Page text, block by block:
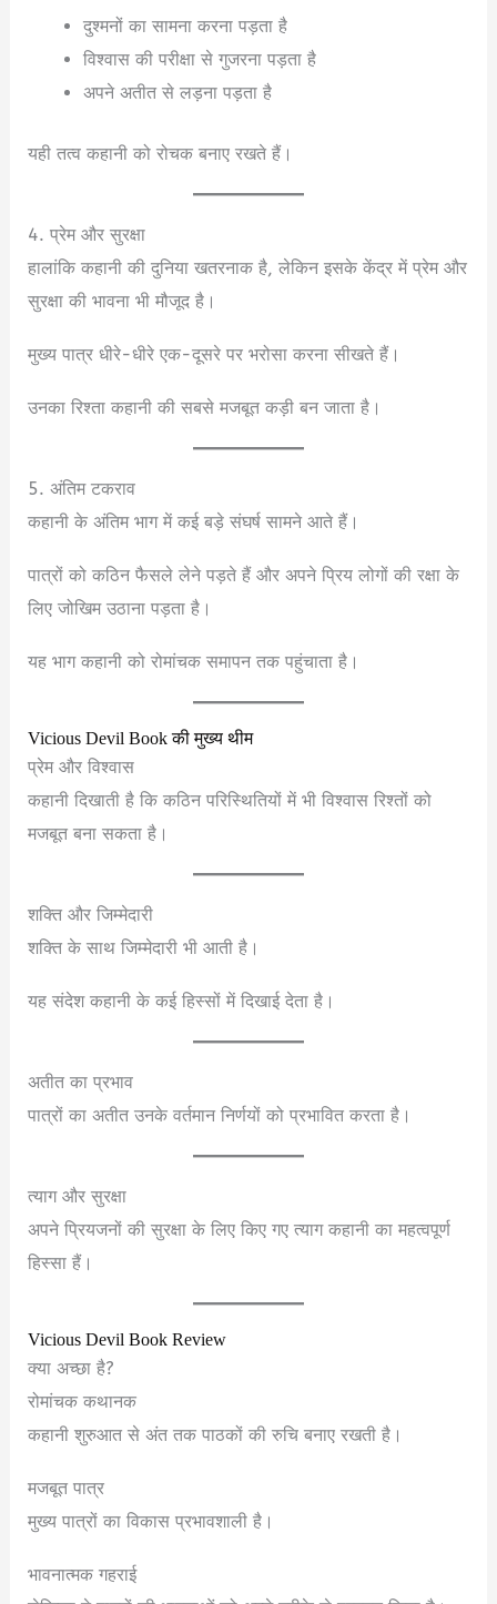
दुश्मनों का सामना करना पड़ता है
विश्वास की परीक्षा से गुजरना पड़ता है
अपने अतीत से लड़ना पड़ता है
यही तत्व कहानी को रोचक बनाए रखते हैं।
4. प्रेम और सुरक्षा
हालांकि कहानी की दुनिया खतरनाक है, लेकिन इसके केंद्र में प्रेम और
सुरक्षा की भावना भी मौजूद है।
मुख्य पात्र धीरे-धीरे एक-दूसरे पर भरोसा करना सीखते हैं।
उनका रिश्ता कहानी की सबसे मजबूत कड़ी बन जाता है।
5. अंतिम टकराव
कहानी के अंतिम भाग में कई बड़े संघर्ष सामने आते हैं।
पात्रों को कठिन फैसले लेने पड़ते हैं और अपने प्रिय लोगों की रक्षा के
लिए जोखिम उठाना पड़ता है।
यह भाग कहानी को रोमांचक समापन तक पहुंचाता है।
Vicious Devil Book की मुख्य थीम
प्रेम और विश्वास
कहानी दिखाती है कि कठिन परिस्थितियों में भी विश्वास रिश्तों को
मजबूत बना सकता है।
शक्ति और जिम्मेदारी
शक्ति के साथ जिम्मेदारी भी आती है।
यह संदेश कहानी के कई हिस्सों में दिखाई देता है।
अतीत का प्रभाव
पात्रों का अतीत उनके वर्तमान निर्णयों को प्रभावित करता है।
त्याग और सुरक्षा
अपने प्रियजनों की सुरक्षा के लिए किए गए त्याग कहानी का महत्वपूर्ण
हिस्सा हैं।
Vicious Devil Book Review
क्या अच्छा है?
रोमांचक कथानक
कहानी शुरुआत से अंत तक पाठकों की रुचि बनाए रखती है।
मजबूत पात्र
मुख्य पात्रों का विकास प्रभावशाली है।
भावनात्मक गहराई